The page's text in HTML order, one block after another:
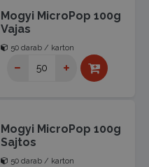
Mogyi MicroPop 100g
Vajas
50 darab / karton
Mogyi MicroPop 100g
Sajtos
50 darab / karton